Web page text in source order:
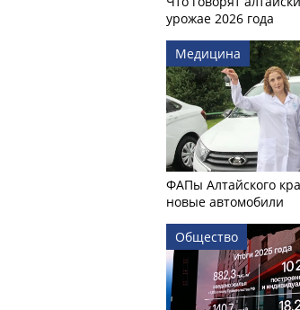
урожае 2026 года
Медицина
ФАПы Алтайского
новые автомобили
Общество